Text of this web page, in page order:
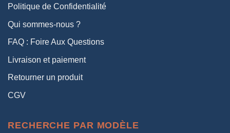
Politique de Confidentialité
Qui sommes-nous ?
FAQ : Foire Aux Questions
Livraison et paiement
Retourner un produit
CGV
RECHERCHE PAR MODÈLE